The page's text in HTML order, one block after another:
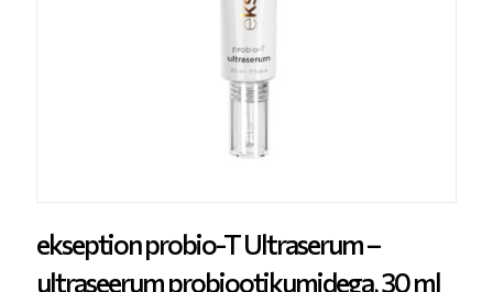
ekseption probio-T Ultraserum –
ultraseerum probiootikumidega, 30 ml